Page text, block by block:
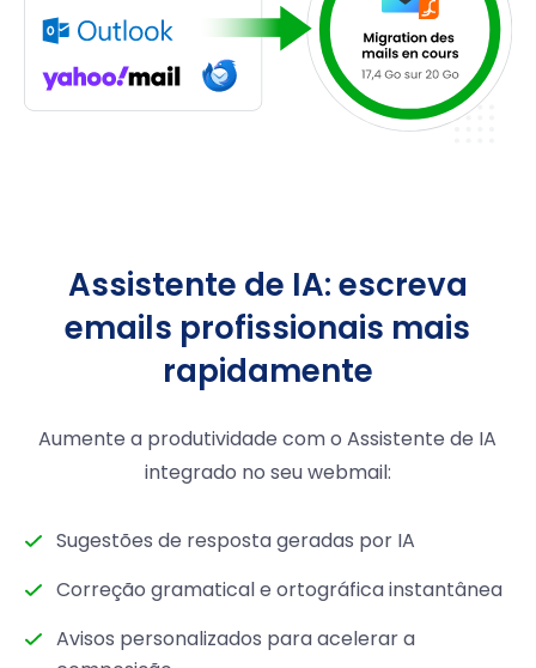
Assistente de IA: escreva
emails profissionais mais
rapidamente
Aumente a produtividade com o Assistente de IA
integrado no seu webmail:
Sugestões de resposta geradas por IA
Correção gramatical e ortográfica instantânea
Avisos personalizados para acelerar a